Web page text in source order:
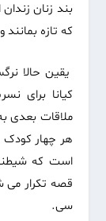
بند زنان
که تازه
یقین حالا
کیانا برای
ملاقات
هر چهار کودک
است که
قصه تکرار
سی.